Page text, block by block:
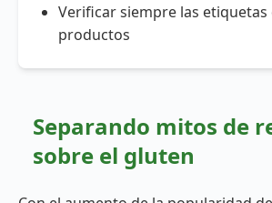
Verificar siempre las etiquetas
productos
Separando mitos de
sobre el gluten